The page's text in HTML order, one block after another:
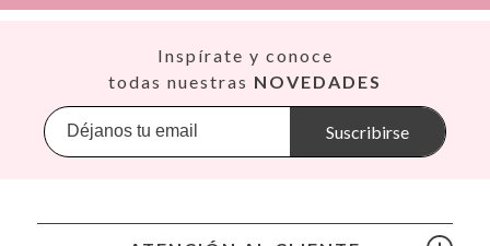
Andrea Sofía,28 de septiembre de 2023
Buena calidad
Banwood
BIBS
Inspírate y conoce
todas nuestras NOVEDADES
Suscribirse